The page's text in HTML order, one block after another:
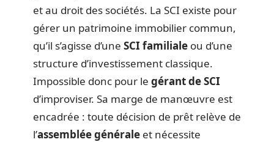
et au droit des sociétés. La SCI existe pour
gérer un patrimoine immobilier commun,
qu’il s’agisse d’une SCI familiale ou d’une
structure d’investissement classique.
Impossible donc pour le gérant de SCI
d’improviser. Sa marge de manœuvre est
encadrée : toute décision de prêt relève de
l’assemblée générale et nécessite